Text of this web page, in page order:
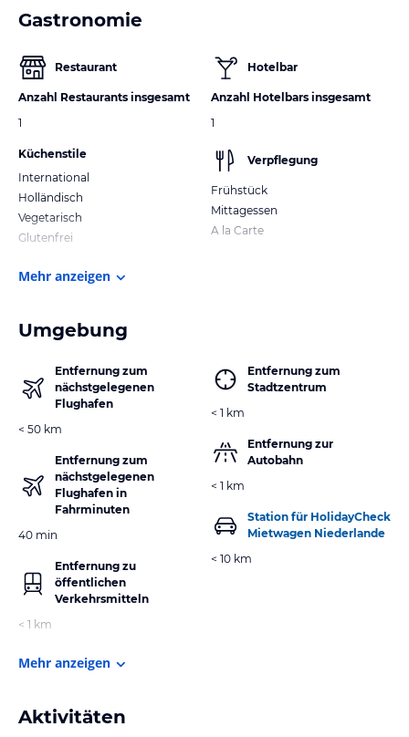
Gastronomie
Restaurant
Anzahl Restaurants insgesamt
1
Küchenstile
International
Holländisch
Vegetarisch
Glutenfrei
Hotelbar
Anzahl Hotelbars insgesamt
1
Verpflegung
Frühstück
Mittagessen
A la Carte
Mehr anzeigen
Umgebung
Entfernung zum
nächstgelegenen
Flughafen
< 50 km
Entfernung zum
nächstgelegenen
Flughafen in
Fahrminuten
40 min
Entfernung zu
öffentlichen
Verkehrsmitteln
< 1 km
Entfernung zum
Stadtzentrum
< 1 km
Entfernung zur
Autobahn
< 1 km
Station für HolidayCheck
Mietwagen Niederlande
< 10 km
Mehr anzeigen
Aktivitäten